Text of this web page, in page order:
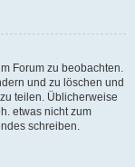
Forum zu beobachten.
und zu löschen und
teilen. Üblicherweise
etwas nicht zum
schreiben.